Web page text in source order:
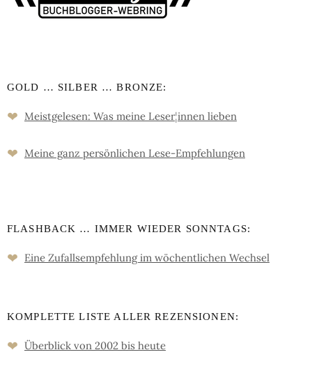
GOLD … SILBER … BRONZE:
❤ Meistgelesen: Was meine Leser¦innen lieben
❤ Meine ganz persön­lichen Lese-Empfeh­lungen
FLASHBACK … IMMER WIEDER SONNTAGS:
❤ Eine Zufalls­empfehlung im wöchent­lichen Wechsel
KOMPLETTE LISTE ALLER REZENSIONEN:
❤ Überblick von 2002 bis heute